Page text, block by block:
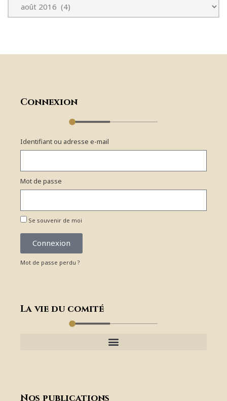
Connexion
Identifiant ou adresse e-mail
Mot de passe
Se souvenir de moi
Connexion
Mot de passe perdu ?
La vie du comité
Nos publications